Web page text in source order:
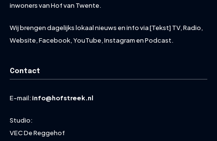
inwoners van Hof van Twente.
Wij brengen dagelijks lokaal nieuws en info via [Tekst] TV, Radio,
Website, Facebook, YouTube, Instagram en Podcast.
Contact
E-mail: info@hofstreek.nl
Studio:
VEC De Reggehof